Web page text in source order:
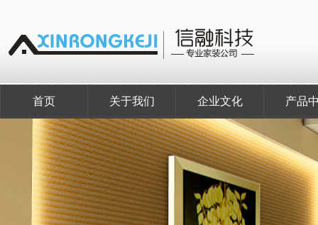
首页 关于我们 企业文化 产品